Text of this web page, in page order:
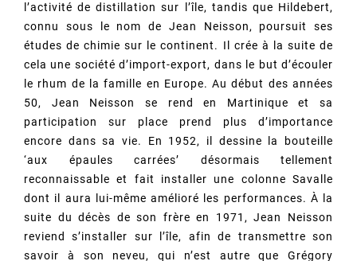
l’activité de distillation sur l’île, tandis que Hildebert,
connu sous le nom de Jean Neisson, poursuit ses
études de chimie sur le continent. Il crée à la suite de
cela une société d’import-export, dans le but d’écouler
le rhum de la famille en Europe. Au début des années
50, Jean Neisson se rend en Martinique et sa
participation sur place prend plus d’importance
encore dans sa vie. En 1952, il dessine la bouteille
‘aux épaules carrées’ désormais tellement
reconnaissable et fait installer une colonne Savalle
dont il aura lui-même amélioré les performances. À la
suite du décès de son frère en 1971, Jean Neisson
reviend s’installer sur l’île, afin de transmettre son
savoir à son neveu, qui n’est autre que Grégory